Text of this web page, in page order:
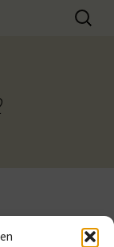
Suchen
nach:
Nächstes→